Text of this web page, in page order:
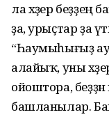
ла хәҙер беҙҙең
ҙа, урыҫтар ҙа
“Һаумыһығыҙ
алайыҡ, уны
ойоштора, беҙҙән
башланылар.